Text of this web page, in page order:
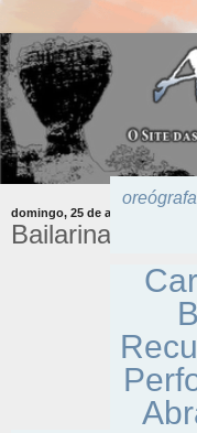
domingo, 25 de agosto de 2013
Bailarina Sara